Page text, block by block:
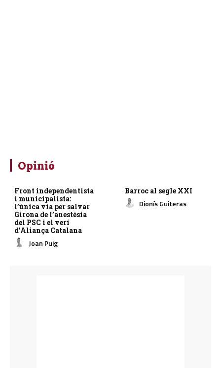
Opinió
Front independentista
i municipalista:
l’única via per salvar
Girona de l’anestèsia
del PSC i el verí
d’Aliança Catalana
Joan Puig
Barroc al segle XXI
Dionís Guiteras